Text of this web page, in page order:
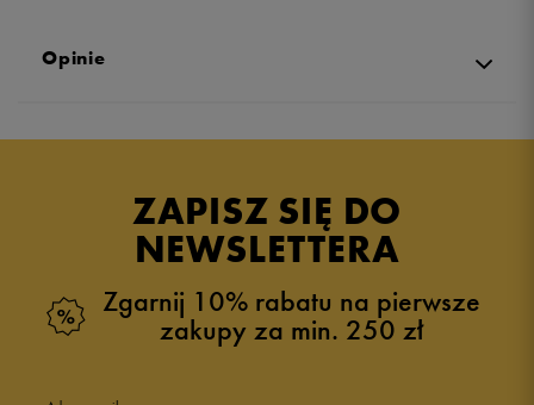
Opinie
ZAPISZ SIĘ DO
NEWSLETTERA
Zgarnij 10% rabatu na pierwsze
zakupy za min. 250 zł